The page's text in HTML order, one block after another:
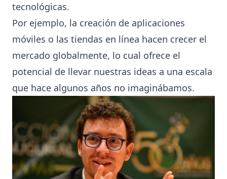
tecnológicas.
Por ejemplo, la creación de aplicaciones
móviles o las tiendas en línea hacen crecer el
mercado globalmente, lo cual ofrece el
potencial de llevar nuestras ideas a una escala
que hace algunos años no imaginábamos.